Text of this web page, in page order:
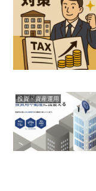
投資・資産運用